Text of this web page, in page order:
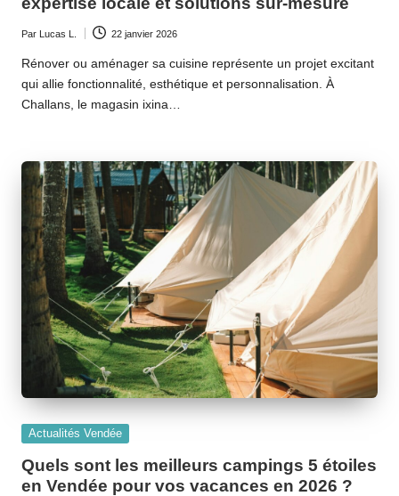
Ecrit
par
Par Lucas L. 22 janvier 2026
Rénover ou aménager sa cuisine représente un projet excitant
qui allie fonctionnalité, esthétique et personnalisation. À
Challans, le magasin ixina…
Posted
Actualités Vendée
Quels sont les meilleurs campings 5 étoiles
en Vendée pour vos vacances en 2026 ?